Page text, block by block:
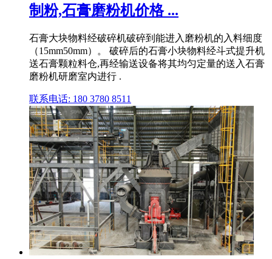
制粉,石膏磨粉机价格 ...
石膏大块物料经破碎机破碎到能进入磨粉机的入料细度
（15mm50mm）。 破碎后的石膏小块物料经斗式提升机
送石膏颗粒料仓,再经输送设备将其均匀定量的送入石膏
磨粉机研磨室内进行 .
联系电话: 180 3780 8511